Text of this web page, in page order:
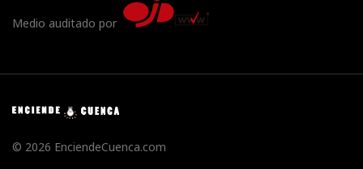
Medio auditado por
© 2026 EnciendeCuenca.com